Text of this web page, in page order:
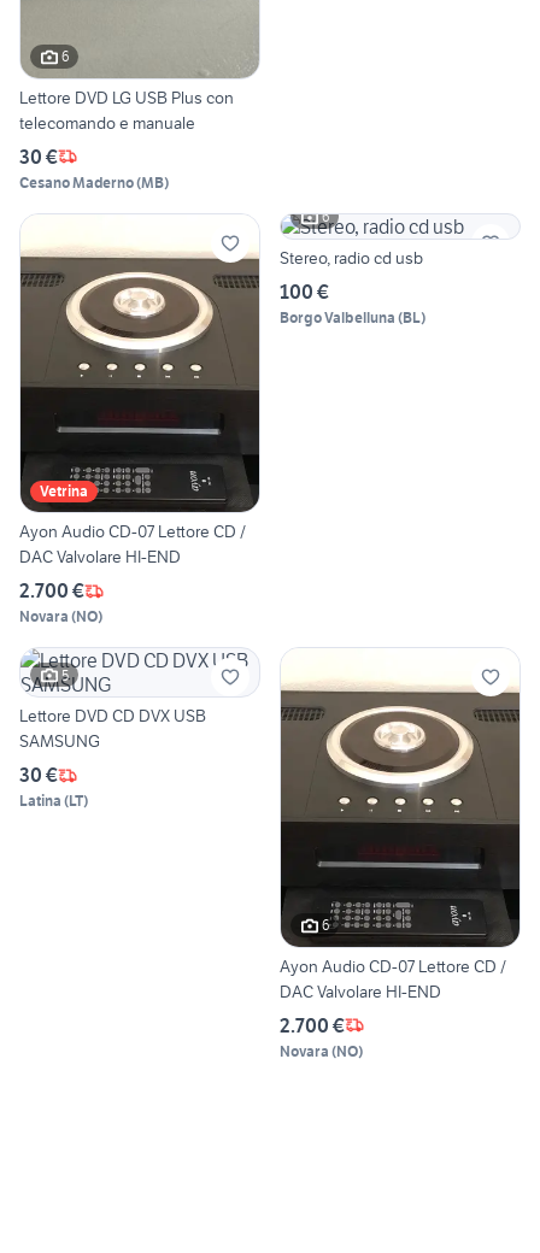
6
Lettore DVD LG USB Plus con
telecomando e manuale
30 €
Cesano Maderno(MB)
Vetrina
Ayon Audio CD-07 Lettore CD /
DAC Valvolare HI-END
2.700 €
Novara (NO)
6
Stereo, radio cd usb
100 €
Borgo Valbelluna (BL)
5
Lettore DVD CD DVX USB
SAMSUNG
30 €
Latina (LT)
6
Ayon Audio CD-07 Lettore CD /
DAC Valvolare HI-END
2.700 €
Novara (NO)